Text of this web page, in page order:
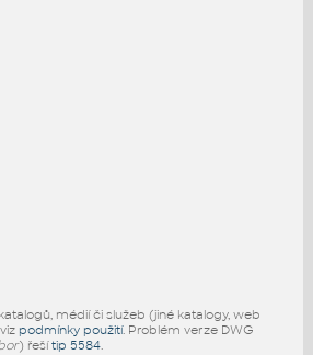
médií či služeb (jiné katalogy, web
podmínky použití. Problém verze DWG
) řešítip 5584.